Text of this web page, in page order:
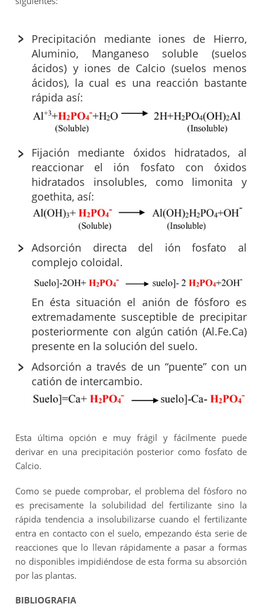
Precipitación mediante iones de Hierro,
Aluminio, Manganeso soluble (suelos
ácidos) y iones de Calcio (suelos menos
ácidos), la cual es una reacción bastante
rápida así:
Fijación mediante óxidos hidratados, al
reaccionar el ión fosfato con óxidos
hidratados insolubles, como limonita y
goethita, así:
Adsorción directa del ión fosfato al
complejo coloidal.
En ésta situación el anión de fósforo es
extremadamente susceptible de precipitar
posteriormente con algún catión (Al.Fe.Ca)
presente en la solución del suelo.
Adsorción a través de un “puente” con un
catión de intercambio.
Esta última opción e muy frágil y fácilmente puede
derivar en una precipitación posterior como fosfato de
Calcio.
Como se puede comprobar, el problema del fósforo no
es precisamente la solubilidad del fertilizante sino la
rápida tendencia a insolubilizarse cuando el fertilizante
entra en contacto con el suelo, empezando ésta serie de
reacciones que lo llevan rápidamente a pasar a formas
no disponibles impidiéndose de esta forma su absorción
por las plantas.
BIBLIOGRAFIA